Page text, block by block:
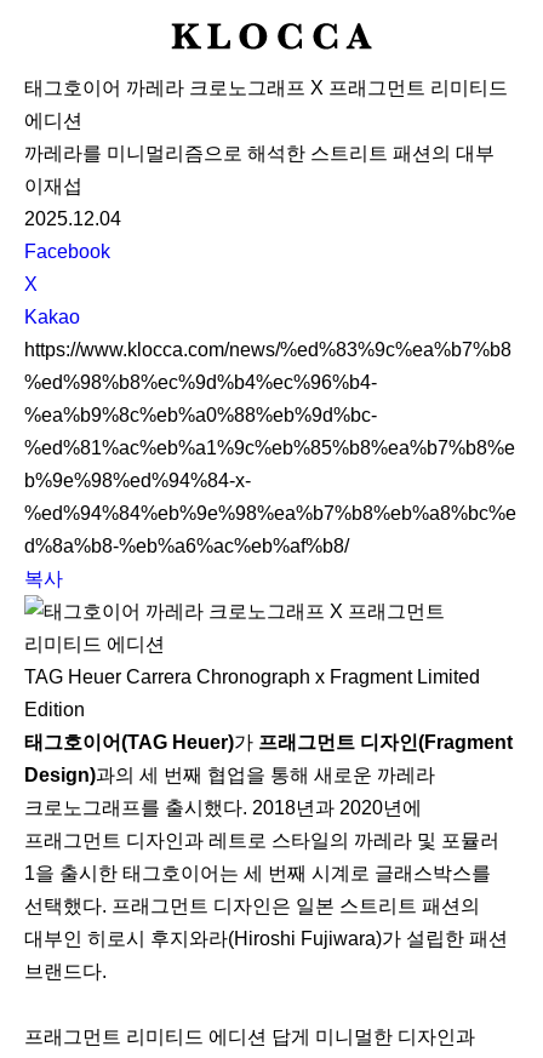
K
O
C
태그호이어 까레라 크로노그래프 X 프래그먼트 리미티드
에디션
까레라를 미니멀리즘으로 해석한 스트리트 패션의 대부
이재섭
2025.12.04
S
N
S
S
h
a
r
e
Facebook
X
Kakao
https://www.klocca.com/news/%ed%83%9c%ea%b7%b8
%ed%98%b8%ec%9d%b4%ec%96%b4-
%ea%b9%8c%eb%a0%88%eb%9d%bc-
%ed%81%ac%eb%a1%9c%eb%85%b8%ea%b7%b8%e
b%9e%98%ed%94%84-x-
%ed%94%84%eb%9e%98%ea%b7%b8%eb%a8%bc%e
d%8a%b8-%eb%a6%ac%eb%af%b8/
복사
TAG Heuer Carrera Chronograph x Fragment Limited
Edition
태그호이어(TAG Heuer)가 프래그먼트 디자인(Fragment
Design)과의 세 번째 협업을 통해 새로운 까레라
크로노그래프를 출시했다. 2018년과 2020년에
프래그먼트 디자인과 레트로 스타일의 까레라 및 포뮬러
1을 출시한 태그호이어는 세 번째 시계로 글래스박스를
선택했다. 프래그먼트 디자인은 일본 스트리트 패션의
대부인 히로시 후지와라(Hiroshi Fujiwara)가 설립한 패션
브랜드다.
프래그먼트 리미티드 에디션 답게 미니멀한 디자인과